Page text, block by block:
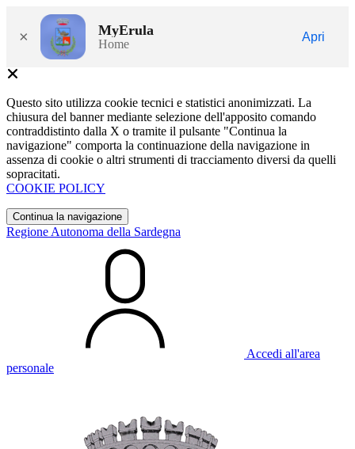
× MyErula
Home
Apri
Questo sito utilizza cookie tecnici e statistici anonimizzati. La
chiusura del banner mediante selezione dell'apposito comando
contraddistinto dalla X o tramite il pulsante "Continua la
navigazione" comporta la continuazione della navigazione in
assenza di cookie o altri strumenti di tracciamento diversi da quelli
sopracitati.
COOKIE POLICY
Continua la navigazione
Regione Autonoma della Sardegna
Accedi all'area
personale